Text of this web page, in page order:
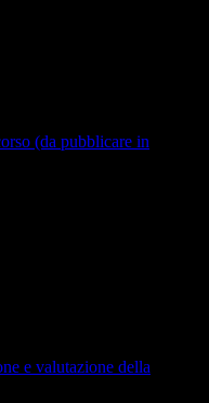
(da pubblicare in
e valutazione della